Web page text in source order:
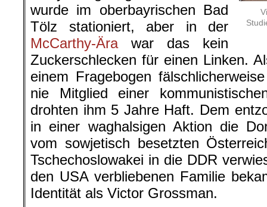
wurde im oberbayrischen Bad
Tölz stationiert, aber in der
McCarthy-Ärawar das kein
Zuckerschlecken für einen Linken.
einem Fragebogen
nie Mitglied einer
drohten ihm 5 Jahre Haft. Dem
in einer waghalsigen Aktion die
vom sowjetisch besetzten
Tschechoslowakei in die DDR
den USA verbliebenen Familie
Identität als Victor Grossman.